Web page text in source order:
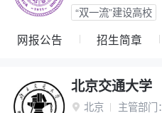
“双一流”建设高校
网报公告 招生简章
北京交通大学
 北京 主管部门：